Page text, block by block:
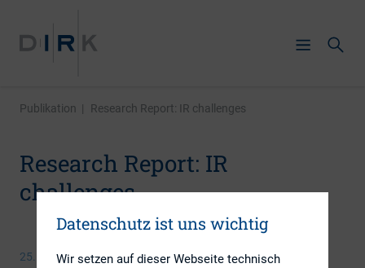
Publikation | Research Report: IR challenges
Research Report: IR
challenges
25. August 2015
Datenschutz ist uns wichtig
Wir setzen auf dieser Webseite technisch